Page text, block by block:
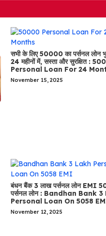
सभी के लिए 50000 का पर्सनल लोन
24 महीनों में, सस्ता और सुरक्षित :
Personal Loan For 24
November 15, 2025
बंधन बैंक 3 लाख पर्सनल लोन EMI
पर्सनल लोन : Bandhan Bank
Personal Loan On 5058
November 12, 2025